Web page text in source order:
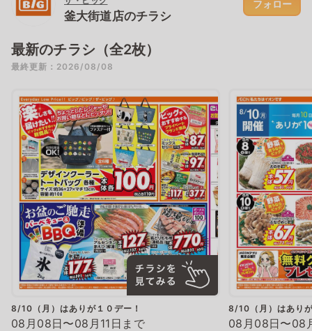
釜大街道店のチラシ
フォロー
最新のチラシ（全2枚）
最終更新：2026/08/08
8/10（月）はありが１０デー！
08月08日〜08月11日まで
8/10（月）はあり
08月08日〜08